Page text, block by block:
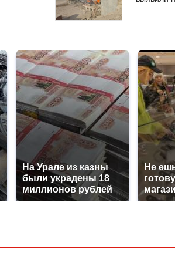
На Урале из казны
были украдены 18
миллионов рублей
Не